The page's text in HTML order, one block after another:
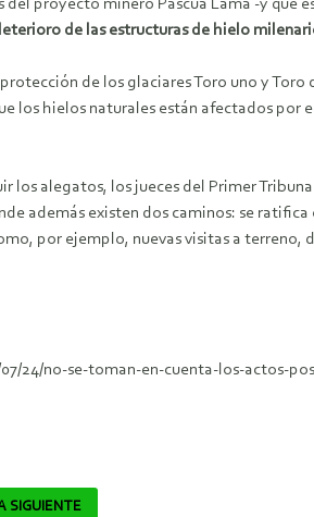
proyecto minero Pascua Lama -y que
de las estructuras de hielo
de los glaciares Toro uno y
los hielos naturales están afectados
los alegatos, los jueces del Primer
además existen dos caminos: se
por ejemplo, nuevas visitas a
24/no-se-toman-en-cuenta-los-actos-
SIGUIENTE